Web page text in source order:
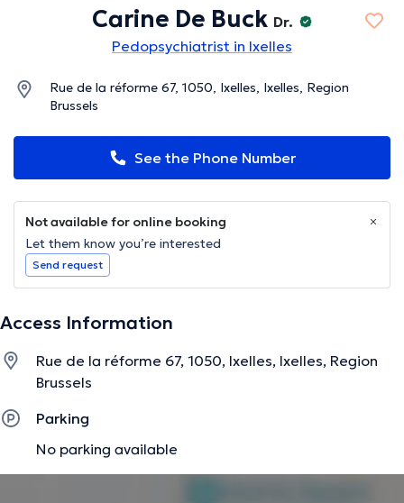
Carine De Buck Dr.
Pedopsychiatrist in Ixelles
Rue de la réforme 67, 1050, Ixelles, Ixelles, Region
Brussels
See the Phone Number
Not available for online booking
Let them know you’re interested
Send request
Access Information
Rue de la réforme 67, 1050, Ixelles, Ixelles, Region
Brussels
Parking
No parking available